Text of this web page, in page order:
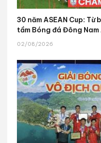
30 năm ASEAN Cup: Từ
tầm Bóng đá Đông Nam
02/08/2026